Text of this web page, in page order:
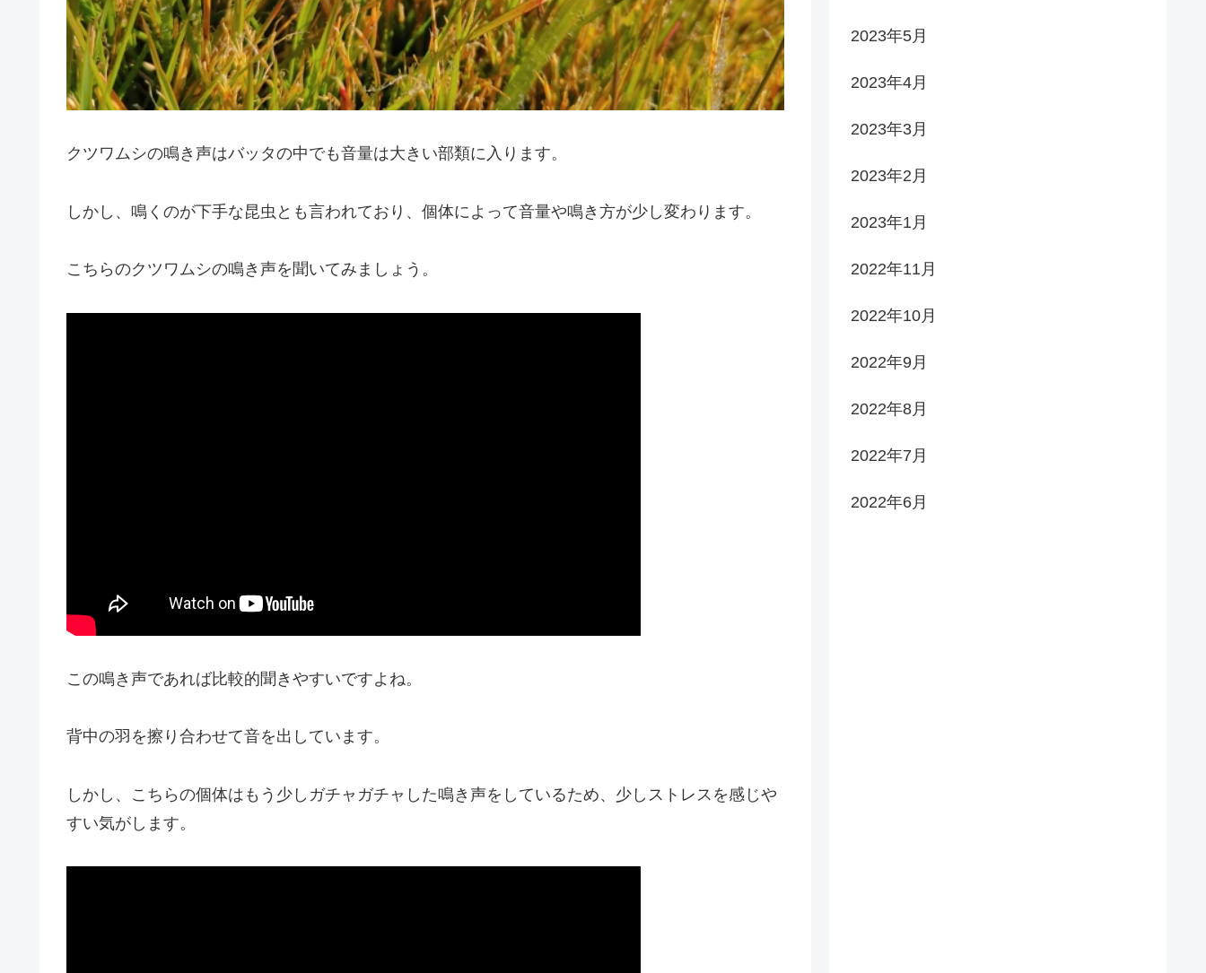
クツワムシの鳴き声はバッタの中でも音量は大きい部類に入ります。
しかし、 鳴くのが下手な昆虫とも言われており、個体によって音量や鳴き方が少し変わります。
こちらのクツワムシの鳴き声を聞いてみましょう。
この鳴き声であれば比較的聞きやすいですよね。
背中の羽を擦り合わせて音を出しています。
しかし、こちらの個体はもう少しガチャガチャした鳴き声をしているため、 少しストレスを感じや
すい気がします。
2023年5月
2023年4月
2023年3月
2023年2月
2023年1月
2022年11月
2022年10月
2022年9月
2022年8月
2022年7月
2022年6月